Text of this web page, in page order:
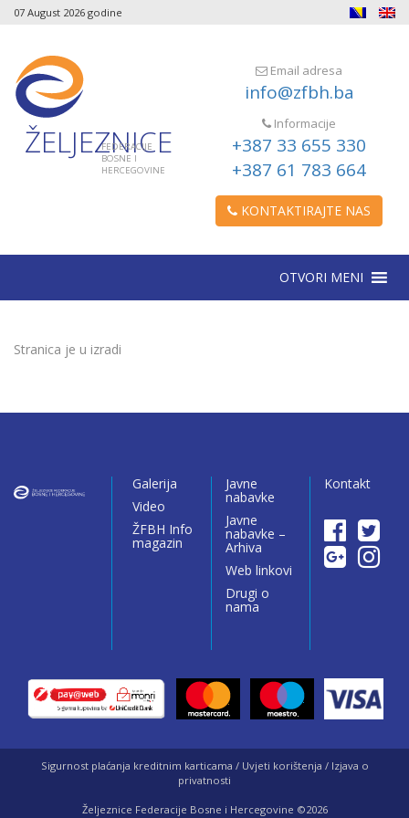
07 August 2026 godine
ŽELJEZNICE
FEDERACIJE
BOSNE I
HERCEGOVINE
Email adresa
info@zfbh.ba
Informacije
+387 33 655 330
+387 61 783 664
KONTAKTIRAJTE NAS
OTVORI MENI
Stranica je u izradi
Galerija
Video
ŽFBH Info
magazin
Javne
nabavke
Javne
nabavke –
Arhiva
Web linkovi
Drugi o
nama
Kontakt
Sigurnost plaćanja kreditnim karticama / Uvjeti korištenja / Izjava o
privatnosti
Željeznice Federacije Bosne i Hercegovine ©2026